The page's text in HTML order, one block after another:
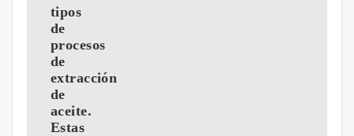
tipos
de
procesos
de
extracción
de
aceite.
Estas